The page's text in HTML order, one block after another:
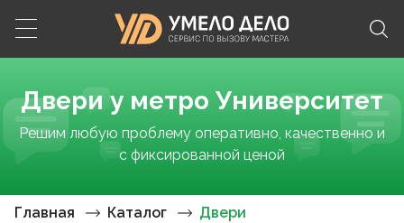
Двери у метро Университет
Решим любую проблему оперативно, качественно и
с фиксированной ценой
Главная Каталог Двери